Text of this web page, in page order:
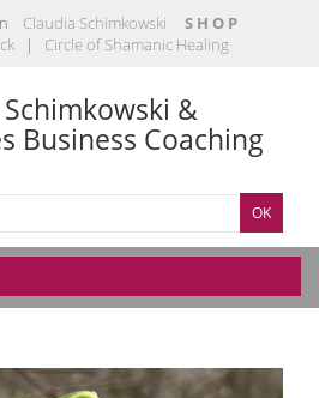
Claudia Schimkowski
S H O P
| Circle of Shamanic Healing
&
Business Coaching